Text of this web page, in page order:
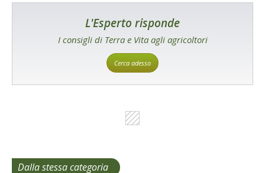
L'Esperto risponde
I consigli di Terra e Vita agli agricoltori
Cerca adesso
Dalla stessa categoria